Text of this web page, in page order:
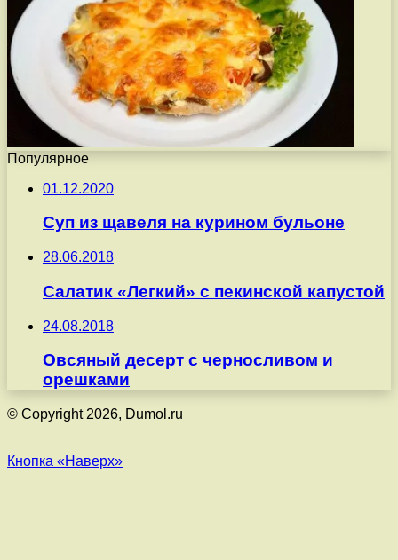
Популярное
01.12.2020
Суп из щавеля на курином бульоне
28.06.2018
Салатик «Легкий» с пекинской капустой
24.08.2018
Овсяный десерт с черносливом и
орешками
© Copyright 2026, Dumol.ru
Кнопка «Наверх»